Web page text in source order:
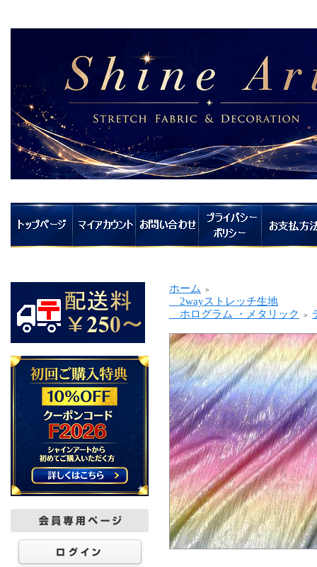
ホーム ＞
2wayストレッチ生地
ホログラム ・メタリック
＞